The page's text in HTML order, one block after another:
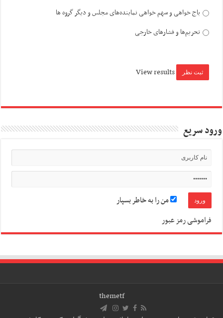
باج خواهی و سهم خواهی نماینده‌های مجلس و دیگر گروه ها
تحریم‌ها و فشارهای خارجی
View results
ورود سریع
من را به خاطر بسپار
فراموشی رمز عبور
themetf